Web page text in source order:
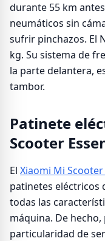
durante 55 km
neumáticos sin
sufrir pinchazos. El
kg. Su sistema de
la parte delantera,
tambor.
Patinete
Scooter
El Xiaomi Mi
patinetes eléctricos
todas las
máquina. De hecho,
particularidad de